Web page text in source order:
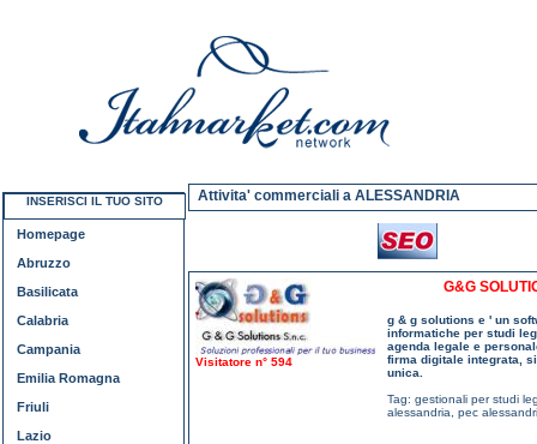
Attivita' commerciali a ALESSANDRIA
Visitatore n° 594
G&G
g & g solutions e ' un
informatiche per studi
agenda legale e
firma digitale integrata,
unica.
Tag: gestionali per studi
alessandria
pec
INSERISCI IL TUO SITO
Homepage
Abruzzo
Basilicata
Calabria
Campania
Emilia Romagna
Friuli
Lazio